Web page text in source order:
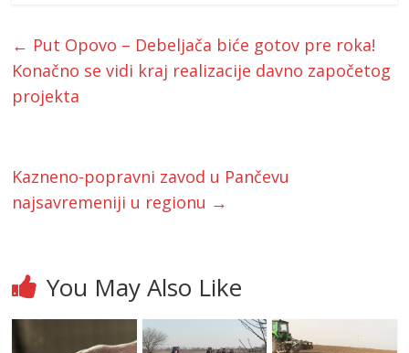
← Put Opovo – Debeljača biće gotov pre roka!
Konačno se vidi kraj realizacije davno započetog
projekta
Kazneno-popravni zavod u Pančevu
najsavremeniji u regionu →
You May Also Like